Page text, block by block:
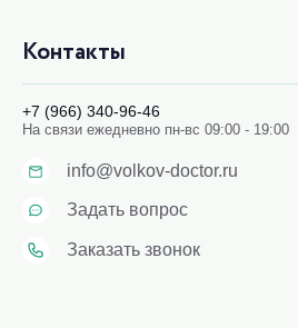
Контакты
+7 (966) 340-96-46
На связи ежедневно пн-вс 09:00 - 19:00
info@volkov-doctor.ru
Задать вопрос
Заказать звонок